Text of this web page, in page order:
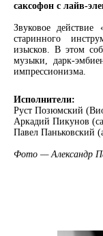
саксофон с лайв-
Звуковое действие
старинного
изысков. В этом
музыки, дарк-
импрессионизма.
Исполнители:
Руст Позюмский
Аркадий Пикунов
Павел Паньковский
Фото — Александр